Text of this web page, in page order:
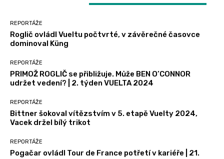
REPORTÁŽE
Roglič ovládl Vueltu počtvrté, v závěrečné časovce
dominoval Küng
REPORTÁŽE
PRIMOŽ ROGLIČ se přibližuje. Může BEN O’CONNOR
udržet vedení? | 2. týden VUELTA 2024
REPORTÁŽE
Bittner šokoval vítězstvím v 5. etapě Vuelty 2024,
Vacek držel bílý trikot
REPORTÁŽE
Pogačar ovládl Tour de France potřetí v kariéře | 21.